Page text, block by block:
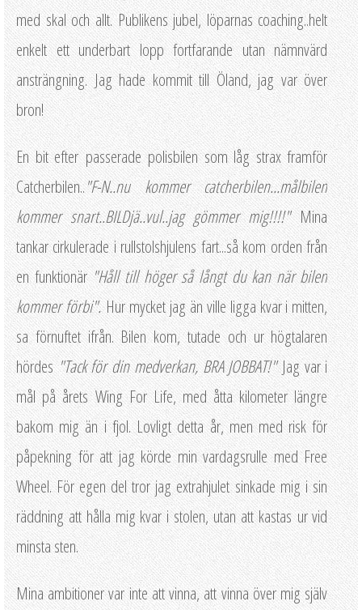
med skal och allt. Publikens jubel, löparnas coaching..helt
enkelt ett underbart lopp fortfarande utan nämnvärd
ansträngning. Jag hade kommit till Öland, jag var över
bron!
En bit efter passerade polisbilen som låg strax framför
Catcherbilen.."F-N..nu kommer catcherbilen...målbilen
kommer snart..BILDjä..vul..jag gömmer mig!!!!"Mina
tankar cirkulerade i rullstolshjulens fart...så kom orden från
en funktionär "Håll till höger så långt du kan när bilen
kommer förbi".Hur mycket jag än ville ligga kvar i mitten,
sa förnuftet ifrån. Bilen kom, tutade och ur högtalaren
hördes "Tack för din medverkan, BRA JOBBAT!"Jag var i
mål på årets Wing For Life, med åtta kilometer längre
bakom mig än i fjol. Lovligt detta år, men med risk för
påpekning för att jag körde min vardagsrulle med Free
Wheel. För egen del tror jag extrahjulet sinkade mig i sin
räddning att hålla mig kvar i stolen, utan att kastas ur vid
minsta sten.
Mina ambitioner var inte att vinna, att vinna över mig själv